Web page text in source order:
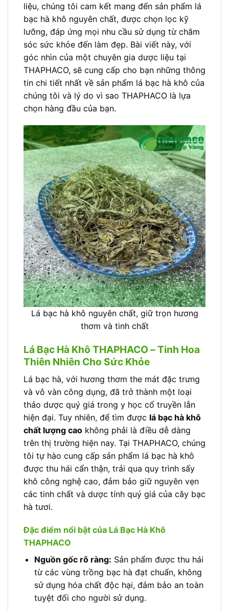
liệu, chúng tôi cam kết mang đến sản phẩm lá
bạc hà khô nguyên chất, được chọn lọc kỹ
lưỡng, đáp ứng mọi nhu cầu sử dụng từ chăm
sóc sức khỏe đến làm đẹp. Bài viết này, với
góc nhìn của một chuyên gia dược liệu tại
THAPHACO, sẽ cung cấp cho bạn những thông
tin chi tiết nhất về sản phẩm lá bạc hà khô của
chúng tôi và lý do vì sao THAPHACO là lựa
chọn hàng đầu của bạn.
Lá bạc hà khô nguyên chất, giữ trọn hương
thơm và tinh chất
Lá Bạc Hà Khô THAPHACO – Tinh Hoa
Thiên Nhiên Cho Sức Khỏe
Lá bạc hà, với hương thơm the mát đặc trưng
và vô vàn công dụng, đã trở thành một loại
thảo dược quý giá trong y học cổ truyền lẫn
hiện đại. Tuy nhiên, để tìm được lá bạc hà khô
chất lượng cao không phải là điều dễ dàng
trên thị trường hiện nay. Tại THAPHACO, chúng
tôi tự hào cung cấp sản phẩm lá bạc hà khô
được thu hái cẩn thận, trải qua quy trình sấy
khô công nghệ cao, đảm bảo giữ nguyên vẹn
các tinh chất và dược tính quý giá của cây bạc
hà tươi.
Đặc điểm nổi bật của Lá Bạc Hà Khô
THAPHACO
Nguồn gốc rõ ràng: Sản phẩm được thu hái
từ các vùng trồng bạc hà đạt chuẩn, không
sử dụng hóa chất độc hại, đảm bảo an toàn
tuyệt đối cho người sử dụng.